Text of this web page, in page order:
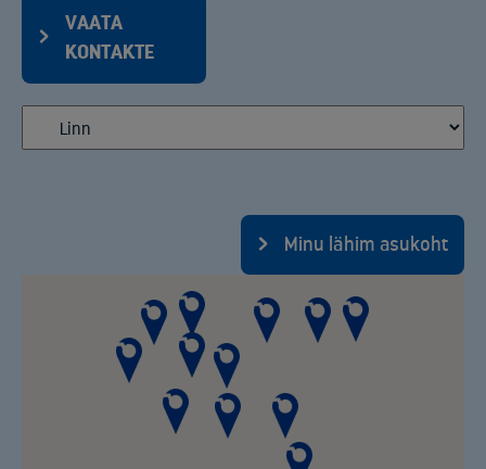
VAATA
KONTAKTE
Minu lähim asukoht